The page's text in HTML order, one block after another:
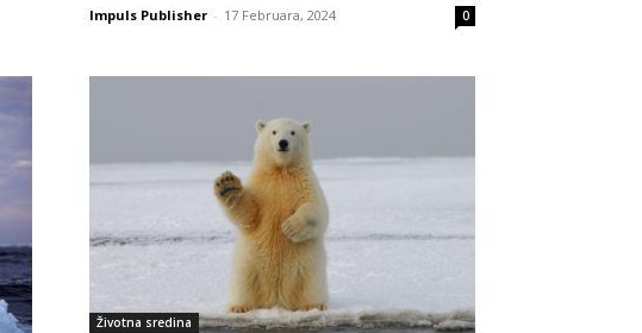
Impuls Publisher - 17 Februara, 2024 0
Životna sredina